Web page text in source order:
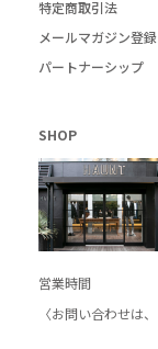
特定商取引法
メールマガジン登録
パートナーシップ
SHOP
営業時間
〈お問い合わせは、